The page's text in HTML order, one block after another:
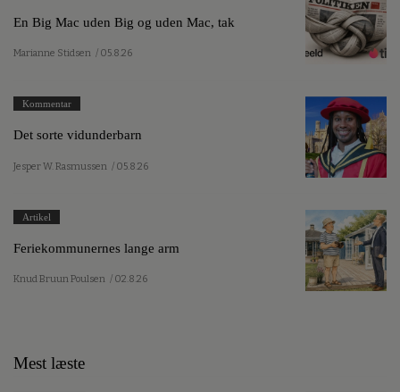
En Big Mac uden Big og uden Mac, tak
Marianne Stidsen / 05.8.26
Kommentar
Det sorte vidunderbarn
Jesper W. Rasmussen / 05.8.26
Artikel
Feriekommunernes lange arm
Knud Bruun Poulsen / 02.8.26
Mest læste